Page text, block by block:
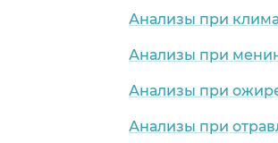
Анализы при
Анализы при
Анализы при
Анализы при